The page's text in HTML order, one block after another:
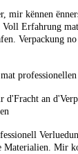
mir kënnen
Voll Erfahrung
Verpackung
an
Materialien. Mir